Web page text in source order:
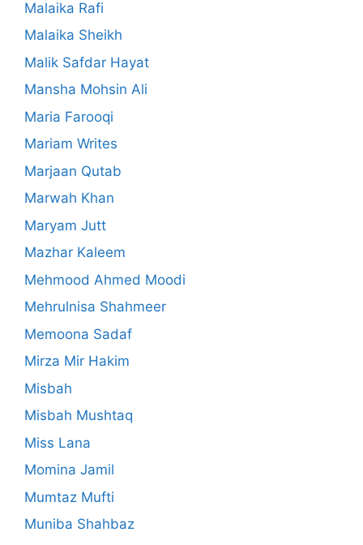
Malaika Rafi
Malaika Sheikh
Malik Safdar Hayat
Mansha Mohsin Ali
Maria Farooqi
Mariam Writes
Marjaan Qutab
Marwah Khan
Maryam Jutt
Mazhar Kaleem
Mehmood Ahmed Moodi
Mehrulnisa Shahmeer
Memoona Sadaf
Mirza Mir Hakim
Misbah
Misbah Mushtaq
Miss Lana
Momina Jamil
Mumtaz Mufti
Muniba Shahbaz